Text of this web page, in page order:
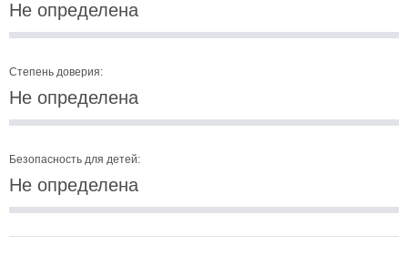
Не определена
Степень доверия:
Не определена
Безопасность для детей:
Не определена